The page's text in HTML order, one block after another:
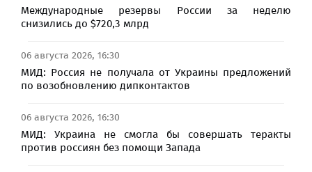
Международные резервы России за неделю
снизились до $720,3 млрд
06 августа 2026, 16:30
МИД: Россия не получала от Украины предложений
по возобновлению дипконтактов
06 августа 2026, 16:30
МИД: Украина не смогла бы совершать теракты
против россиян без помощи Запада